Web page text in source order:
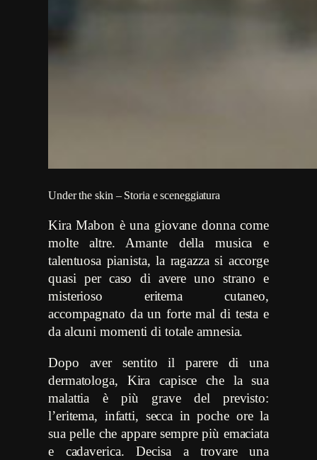
Under the skin – Storia e sceneggiatura
Kira Mabon è una giovane donna come
molte altre. Amante della musica e
talentuosa pianista, la ragazza si accorge
quasi per caso di avere uno strano e
misterioso eritema cutaneo,
accompagnato da un forte mal di testa e
da alcuni momenti di totale amnesia.
Dopo aver sentito il parere di una
dermatologa, Kira capisce che la sua
malattia è più grave del previsto:
l’eritema, infatti, secca in poche ore la
sua pelle che appare sempre più emaciata
e cadaverica. Decisa a trovare una